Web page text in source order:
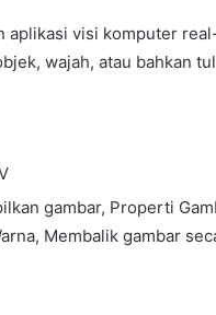
aplikasi visi komputer
wajah, atau bahkan
gambar, Properti
Membalik gambar